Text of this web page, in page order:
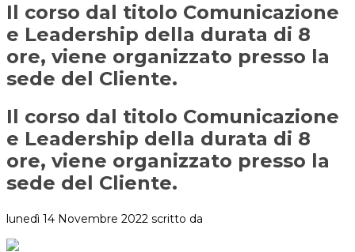
Il corso dal titolo Comunicazione
e Leadership della durata di 8
ore, viene organizzato presso la
sede del Cliente.
Il corso dal titolo Comunicazione
e Leadership della durata di 8
ore, viene organizzato presso la
sede del Cliente.
lunedì 14 Novembre 2022 scritto da